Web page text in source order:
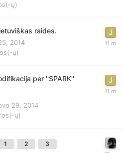
ų)
raides.
2014
ų)
per ''SPARK''
29, 2014
ų)
1 2 3